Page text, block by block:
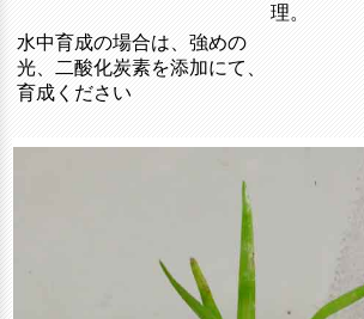
理。
水中育成の場合は、強めの
光、二酸化炭素を添加にて、
育成ください